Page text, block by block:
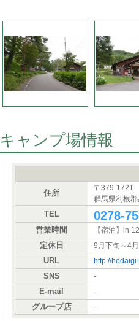
キャンプ場情報
住所
〒379-1721
群馬県利根
TEL 0278-
営業時間 【宿泊】in
定休日 9月下旬～4
URL http://
SNS -
E-mail -
グループ店 -